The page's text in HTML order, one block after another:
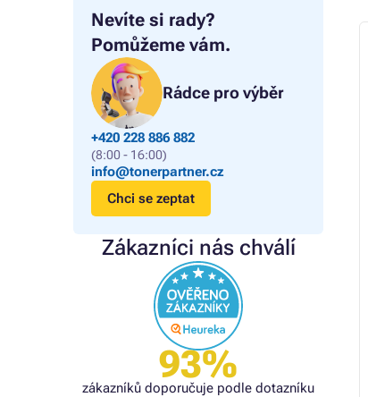
Nevíte si rady?
Pomůžeme vám.
Rádce pro výběr
+420 228 886 882
(8:00 - 16:00)
info@tonerpartner.cz
Chci se zeptat
Zákazníci nás chválí
93%
zákazníků doporučuje podle dotazníku